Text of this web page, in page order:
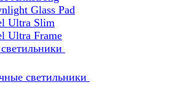
Glass Pad
Ultra Slim
Ultra Frame
светильники